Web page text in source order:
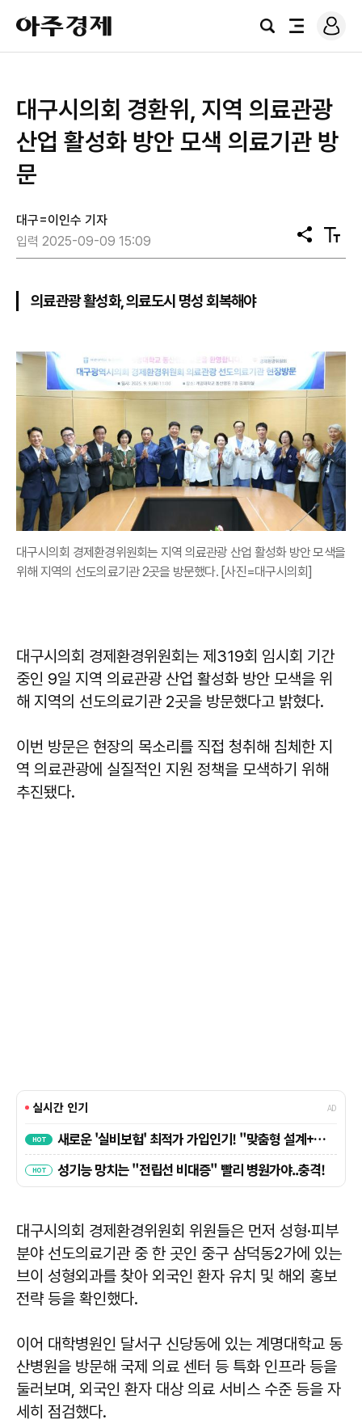
아
주
경
검
전
로
그
대구시의회 경환위, 지역 의료관광
산업 활성화 방안 모색 의료기관 방
문
대구=이인수 기자
입력 2025-09-09 15:09
공
유
텍
스
의료관광 활성화, 의료도시 명성 회복해야
대구시의회 경제환경위원회는 지역 의료관광 산업 활성화 방안 모색을
위해 지역의 선도의료기관 2곳을 방문했다. [사진=대구시의회]
대구시의회 경제환경위원회는 제319회 임시회 기간
중인 9일 지역 의료관광 산업 활성화 방안 모색을 위
해 지역의 선도의료기관 2곳을 방문했다고 밝혔다.
이번 방문은 현장의 목소리를 직접 청취해 침체한 지
역 의료관광에 실질적인 지원 정책을 모색하기 위해
추진됐다.
대구시의회 경제환경위원회 위원들은 먼저 성형·피부
분야 선도의료기관 중 한 곳인 중구 삼덕동2가에 있는
브이 성형외과를 찾아 외국인 환자 유치 및 해외 홍보
전략 등을 확인했다.
이어 대학병원인 달서구 신당동에 있는 계명대학교 동
산병원을 방문해 국제 의료 센터 등 특화 인프라 등을
둘러보며, 외국인 환자 대상 의료 서비스 수준 등을 자
세히 점검했다.